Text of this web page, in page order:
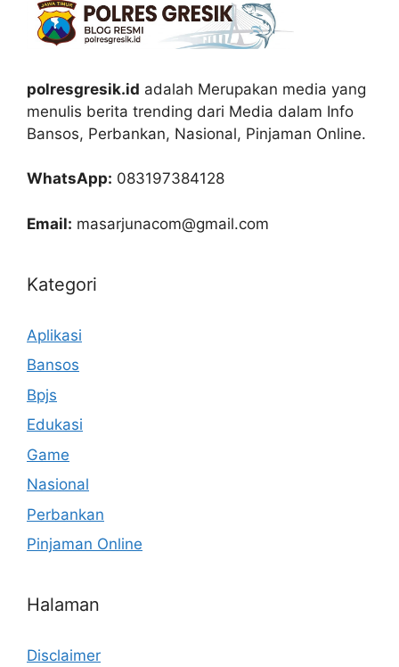
polresgresik.id adalah Merupakan media yang
menulis berita trending dari Media dalam Info
Bansos, Perbankan, Nasional, Pinjaman Online.
WhatsApp: 083197384128
Email: masarjunacom@gmail.com
Kategori
Aplikasi
Bansos
Bpjs
Edukasi
Game
Nasional
Perbankan
Pinjaman Online
Halaman
Disclaimer